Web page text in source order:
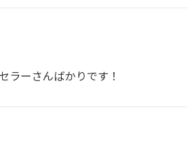
ラーさんばかりです！